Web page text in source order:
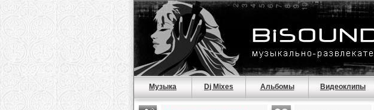
Музыка Dj Mixes Альбомы Видеоклипы